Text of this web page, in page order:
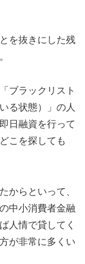
を抜きにした残
ブラックリスト
る状態）」の人
日融資を行って
こを探しても
からといって、
中小消費者金融
人情で貸してく
が非常に多くい